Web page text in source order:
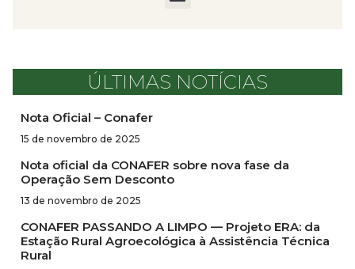
ÚLTIMAS NOTÍCIAS
Nota Oficial – Conafer
15 de novembro de 2025
Nota oficial da CONAFER sobre nova fase da
Operação Sem Desconto
13 de novembro de 2025
CONAFER PASSANDO A LIMPO — Projeto ERA: da
Estação Rural Agroecológica à Assistência Técnica
Rural